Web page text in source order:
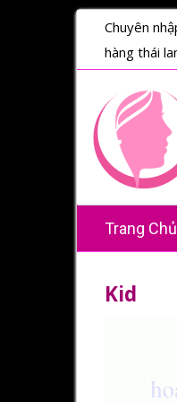
Chuyên
hàng thái
Trang Chủ
Kid